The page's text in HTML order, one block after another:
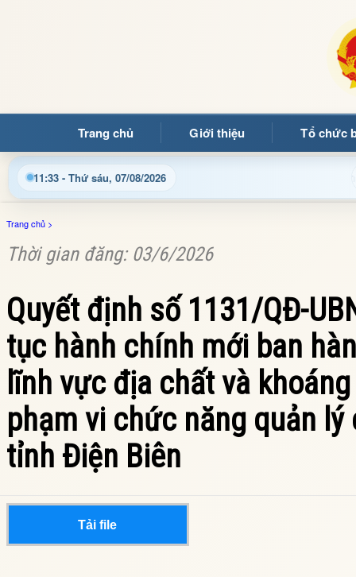
Trang chủ Giới thiệu Tổ chức
11:33 - Thứ sáu, 07/08/2026
thông tin điện tử xã Mường Ảng Cập nhật thông tin
Trang chủ >
Thời gian đăng: 03/6/2026
Quyết định số 1131/QĐ-
tục hành chính mới ban
lĩnh vực địa chất và
phạm vi chức năng quản
tỉnh Điện Biên
Tải file